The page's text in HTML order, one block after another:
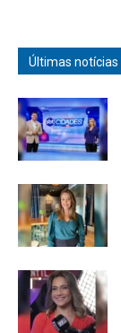
Últimas notícias